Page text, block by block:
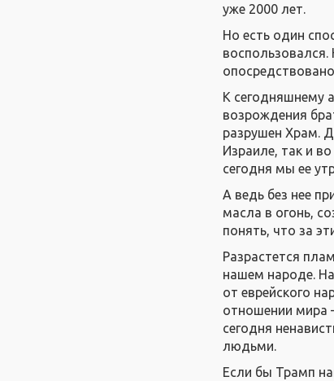
уже 2000 лет.
Но есть один
К сегодняшнему
возрождения
разрушен Храм.
Израиле, так и
сегодня мы ее
А ведь без нее
масла в огонь,
понять, что за
Разрастется
нашем народе.
от еврейского
отношении мира
сегодня
людьми.
Если бы Трамп